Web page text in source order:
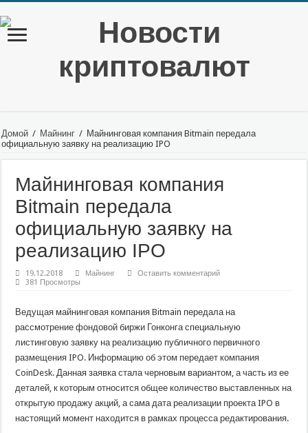
Домой / Майнинг / Майнинговая компания Bitmain передала
официальную заявку на реализацию IPO
Майнинговая компания
Bitmain передала
официальную заявку на
реализацию IPO
19.12.2018 Майнинг
Оставить комментарий
381 Просмотры
Ведущая майнинговая компания Bitmain передала на
рассмотрение фондовой биржи Гонконга специальную
листинговую заявку на реализацию публичного первичного
размещения IPO. Информацию об этом передает компания
CoinDesk. Данная заявка стала черновым вариантом, а часть из ее
деталей, к которым относится общее количество выставленных на
открытую продажу акций, а сама дата реализации проекта IPO в
настоящий момент находится в рамках процесса редактирования.